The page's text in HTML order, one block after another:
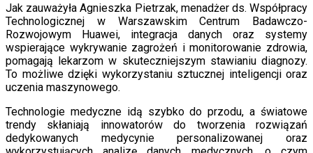
Jak zauważyła Agnieszka Pietrzak, menadżer ds. Współpracy
Technologicznej w Warszawskim Centrum Badawczo-
Rozwojowym Huawei, integracja danych oraz systemy
wspierające wykrywanie zagrożeń i monitorowanie zdrowia,
pomagają lekarzom w skuteczniejszym stawianiu diagnozy.
To możliwe dzięki wykorzystaniu sztucznej inteligencji oraz
uczenia maszynowego.
Technologie medyczne idą szybko do przodu, a światowe
trendy skłaniają innowatorów do tworzenia rozwiązań
dedykowanych medycynie personalizowanej oraz